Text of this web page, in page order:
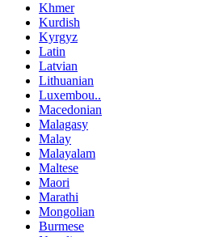
Khmer
Kurdish
Kyrgyz
Latin
Latvian
Lithuanian
Luxembou..
Macedonian
Malagasy
Malay
Malayalam
Maltese
Maori
Marathi
Mongolian
Burmese